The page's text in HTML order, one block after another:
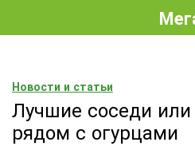
Новости и статьи
Лучшие соседи
рядом с огурцами